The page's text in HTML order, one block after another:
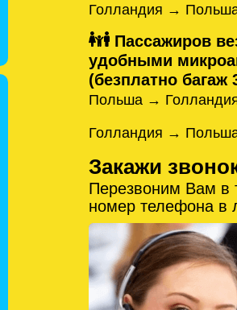
Голландия →
Пассажиров
удобными
(безплатно багаж
Польша →
Голландия →
Закажи
Перезвоним Вам в
номер телефона в